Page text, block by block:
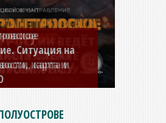
Ситуация на
карта и